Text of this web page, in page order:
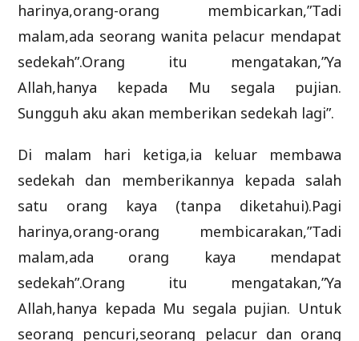
harinya,orang-orang membicarkan,”Tadi
malam,ada seorang wanita pelacur mendapat
sedekah”.Orang itu mengatakan,”Ya
Allah,hanya kepada Mu segala pujian.
Sungguh aku akan memberikan sedekah lagi”.
Di malam hari ketiga,ia keluar membawa
sedekah dan memberikannya kepada salah
satu orang kaya (tanpa diketahui).Pagi
harinya,orang-orang membicarakan,”Tadi
malam,ada orang kaya mendapat
sedekah”.Orang itu mengatakan,”Ya
Allah,hanya kepada Mu segala pujian. Untuk
seorang pencuri,seorang pelacur dan orang